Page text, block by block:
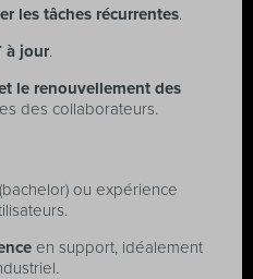
les tâches récurrentes.
à jour.
le renouvellement des
des collaborateurs.
ou expérience
en support, idéalement